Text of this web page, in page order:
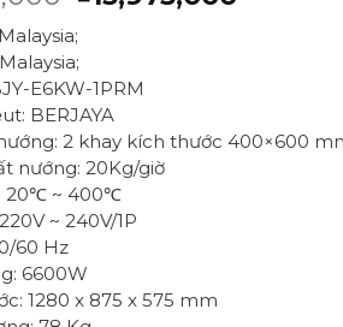
E6KW-1PRM
BERJAYA
2 khay kích thước 400×600
nướng: 20Kg/giờ
20℃ ~ 400℃
~ 240V/1P
60 Hz
6600W
1280 x 875 x 575 mm